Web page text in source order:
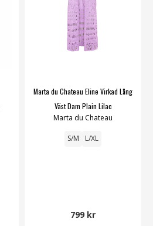
Marta du Chateau Eline Virkad Lång
Väst Dam Plain Lilac
Marta du Chateau
S/M L/XL
799 kr